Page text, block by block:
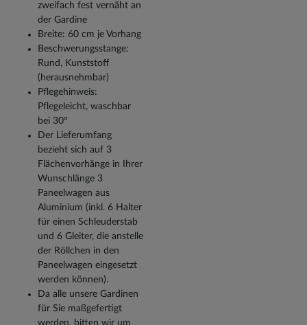
zweifach fest vernäht an
der Gardine
Breite: 60 cm je Vorhang
Beschwerungsstange:
Rund, Kunststoff
(herausnehmbar)
Pflegehinweis:
Pflegeleicht, waschbar
bei 30°
Der Lieferumfang
bezieht sich auf 3
Flächenvorhänge in Ihrer
Wunschlänge 3
Paneelwagen aus
Aluminium (inkl. 6 Halter
für einen Schleuderstab
und 6 Gleiter, die anstelle
der Röllchen in den
Paneelwagen eingesetzt
werden können).
Da alle unsere Gardinen
für Sie maßgefertigt